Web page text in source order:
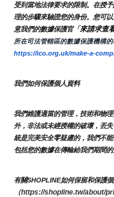
受到當地法律要求的限制。在授
理的步驟來驗證您的身份。您可
意我們的數據保護官「來請求查
所在司法管轄區的數據保護機構
https://ico.org.uk/make-a-
我們如何保護個人資料
我們維護適當的管理，技術和物
外，非法或未經授權的破壞，丟
統是完美安全零疑慮的，我們不
包括您的數據在傳輸給我們期間
有關SHOPLINE如何保留和保護
（https://shopline.tw/about/